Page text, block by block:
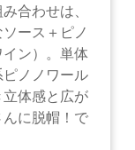
合わせは、
ース＋ピノ
ン）。単体
ノノワール
体感と広が
に脱帽！で